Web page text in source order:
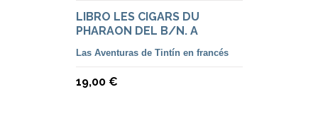
LIBRO LES CIGARS DU
PHARAON DEL B/N. A
Las Aventuras de Tintín en francés
19,00 €